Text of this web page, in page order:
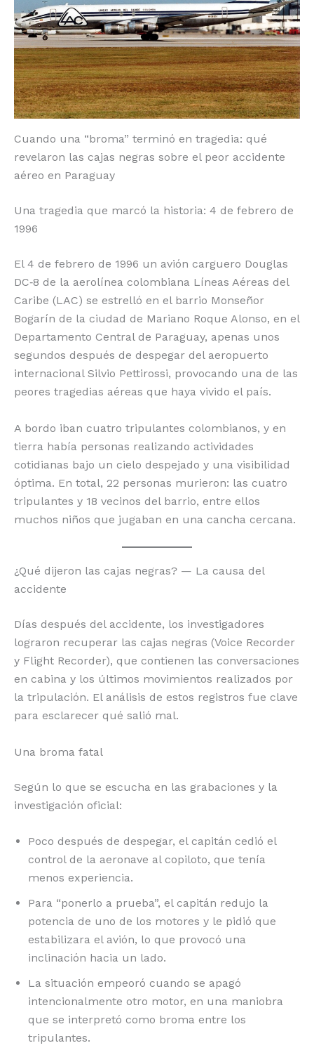
o
k
p
k r
Cuando una “broma” terminó en tragedia: qué
revelaron las cajas negras sobre el peor accidente
aéreo en Paraguay
Una tragedia que marcó la historia: 4 de febrero de
1996
El 4 de febrero de 1996 un avión carguero Douglas
DC‑8 de la aerolínea colombiana Líneas Aéreas del
Caribe (LAC) se estrelló en el barrio Monseñor
Bogarín de la ciudad de Mariano Roque Alonso, en el
Departamento Central de Paraguay, apenas unos
segundos después de despegar del aeropuerto
internacional Silvio Pettirossi, provocando una de las
peores tragedias aéreas que haya vivido el país.
A bordo iban cuatro tripulantes colombianos, y en
tierra había personas realizando actividades
cotidianas bajo un cielo despejado y una visibilidad
óptima. En total, 22 personas murieron: las cuatro
tripulantes y 18 vecinos del barrio, entre ellos
muchos niños que jugaban en una cancha cercana.
¿Qué dijeron las cajas negras? — La causa del
accidente
Días después del accidente, los investigadores
lograron recuperar las cajas negras (Voice Recorder
y Flight Recorder), que contienen las conversaciones
en cabina y los últimos movimientos realizados por
la tripulación. El análisis de estos registros fue clave
para esclarecer qué salió mal.
Una broma fatal
Según lo que se escucha en las grabaciones y la
investigación oficial:
Poco después de despegar, el capitán cedió el
control de la aeronave al copiloto, que tenía
menos experiencia.
Para “ponerlo a prueba”, el capitán redujo la
potencia de uno de los motores y le pidió que
estabilizara el avión, lo que provocó una
inclinación hacia un lado.
La situación empeoró cuando se apagó
intencionalmente otro motor, en una maniobra
que se interpretó como broma entre los
tripulantes.